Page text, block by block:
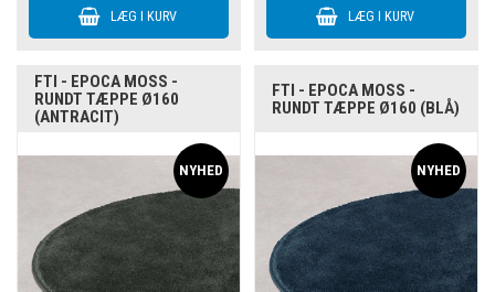
FTI - EPOCA MOSS -
RUNDT TÆPPE Ø160
(ANTRACIT)
FTI - EPOCA MOSS -
RUNDT TÆPPE Ø160 (BLÅ)